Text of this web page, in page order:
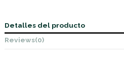
Detalles del producto
Reviews(0)